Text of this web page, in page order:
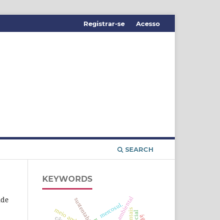
SEARCH
Registrar-se Acesso
KEYWORDS
mercosul.